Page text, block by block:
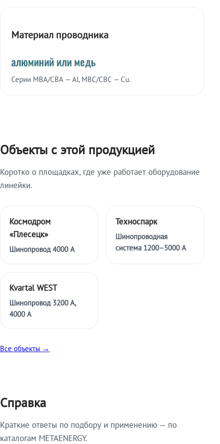
Материал проводника
алюминий или медь
Серии МВА/СВА — Al, МВС/СВС — Cu.
Объекты с этой продукцией
Коротко о площадках, где уже работает оборудование
линейки.
Космодром
«Плесецк»
Шинопровод 4000 А
Техноспарк
Шинопроводная
система 1200–5000 А
Kvartal WEST
Шинопровод 3200 А,
4000 А
Все объекты →
Справка
Краткие ответы по подбору и применению — по
каталогам METAENERGY.